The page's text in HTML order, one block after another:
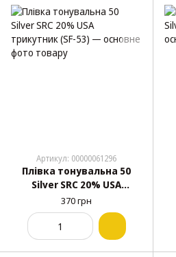
Артикул: 00000061296
Плівка тонувальна 50
Silver SRC 20% USA
трикутник (SF-53)
370 грн